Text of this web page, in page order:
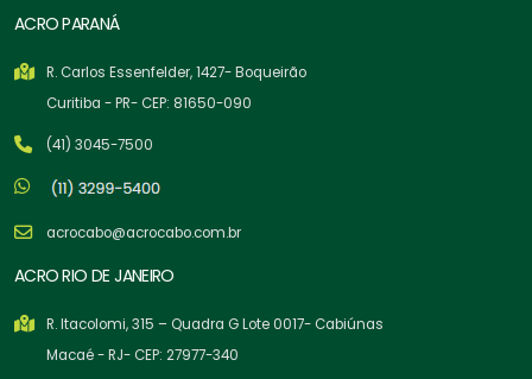
ACRO PARANÁ
R. Carlos Essenfelder, 1427- Boqueirão
Curitiba - PR- CEP: 81650-090
(41) 3045-7500
acrocabo@acrocabo.com.br
ACRO RIO DE JANEIRO
R. Itacolomi, 315 – Quadra G Lote 0017- Cabiúnas
Macaé - RJ- CEP: 27977-340